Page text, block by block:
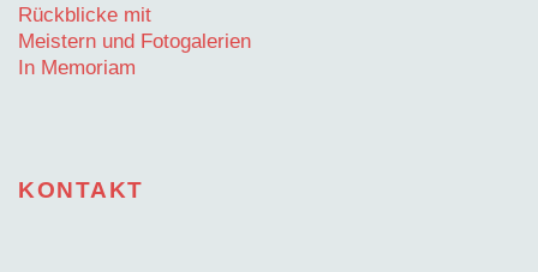
Rückblicke mit
Meistern und Fotogalerien
In Memoriam
KONTAKT